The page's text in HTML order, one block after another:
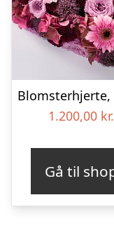
1.200,00 kr.
Gå til